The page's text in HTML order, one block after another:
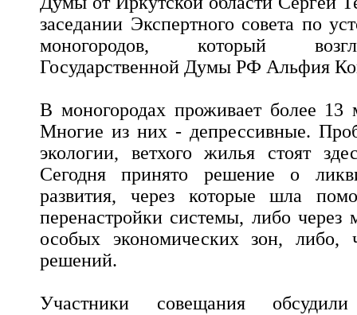
заседании Экспертного совета по
моногородов, который
Государственной Думы РФ Альфия
В моногородах проживает более 13
Многие из них - депрессивные.
экологии, ветхого жилья стоят
Сегодня принято решение о
развития, через которые шла
перенастройки системы, либо
особых экономических зон, либо,
решений.
Участники совещания